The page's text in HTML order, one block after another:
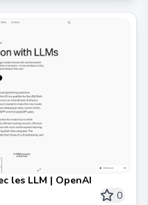
les LLM | OpenAI
0